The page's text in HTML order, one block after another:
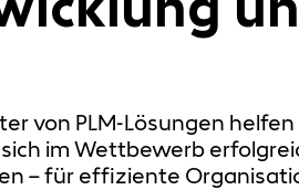
von PLM-Lösungen
im Wettbewerb
– für effiziente